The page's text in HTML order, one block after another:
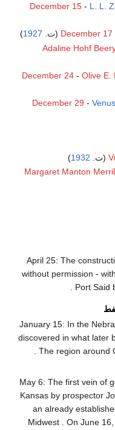
December 15- L. L.
December 17
1927
)
Adaline Hohf
December 24- Olive E.
December 29 -
1932
)
Margaret Manton
April 25: The
without permission -
Port Said
January 15: In the
discovered in what later
. The region around
May 6: The first vein of
Kansas by prospector
an already
Midwest . On June